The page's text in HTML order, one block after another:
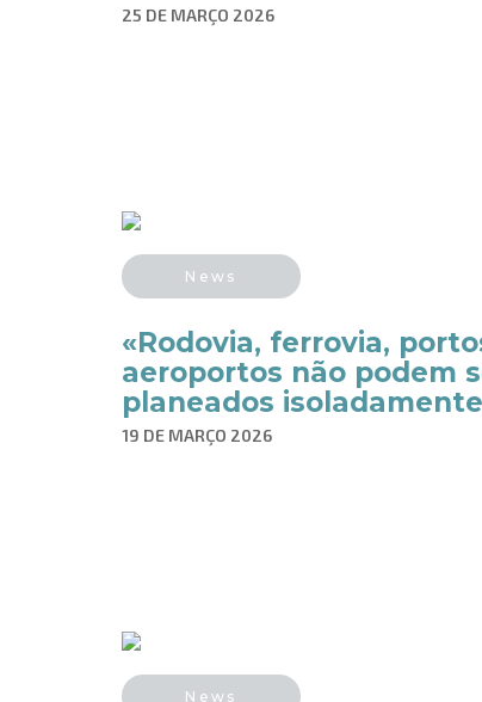
25 DE MARÇO 2026
News
«Rodovia, ferrovia,
aeroportos não podem
planeados
19 DE MARÇO 2026
News